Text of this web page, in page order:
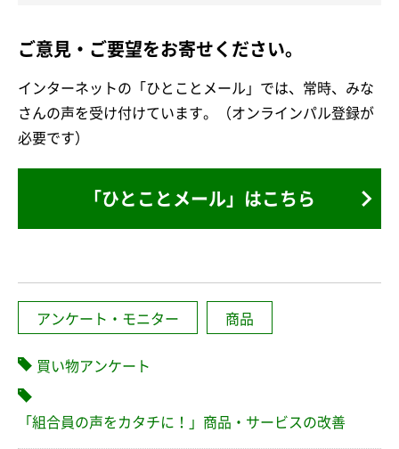
ご意見・ご要望をお寄せください。
インターネットの「ひとことメール」では、常時、みな
さんの声を受け付けています。（オンラインパル登録が
必要です）
「ひとことメール」はこちら
アンケート・モニター 商品
買い物アンケート
「組合員の声をカタチに！」商品・サービスの改善